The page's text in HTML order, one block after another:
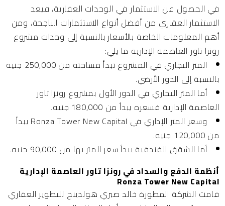
في الحصول عن الاستثمار في الوحدات العقارية، فيعد
الاستثمار العقاري من أفضل أنواع الاستثمارات الناجحة، ومن
أهم المعلومات الخاصة بالأسعار بالنسبة إلى وحدات مشروع
رونزا تاور العاصمة الإدارية ما يلي:
المتر التجاري في المشروع تبدأ مساحته من 250,000 جنيه
بالنسبة إلى الدور الأرضي.
أما المتر التجاري في الدور الأول بمشروع رونزا تاور
العاصمة الإدارية فسعره يبدأ من 180,000 جنيه.
وسعر المتر الإداري في Ronza Tower New Capital يبدأ
من 120,000 جنيه.
أما الشقق الفندقية يبدأ سعر المتر بها من 90,000 جنيه.
أنظمة الدفع والسداد في رونزا تاور العاصمة الإدارية
Ronza Tower New Capital
قامت الشركة المطورة خالد صبري هولدينج للتطوير العقاري